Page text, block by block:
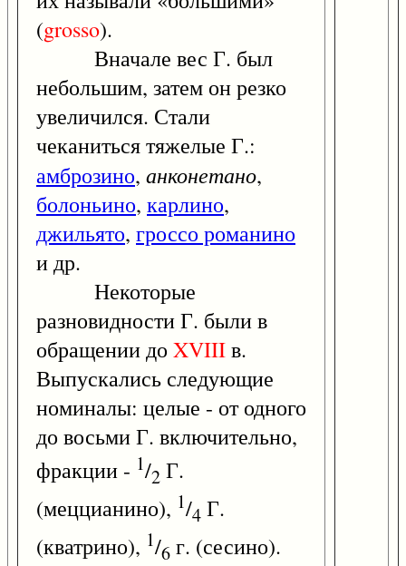
(grosso).
Вначале вес Г. был
небольшим, затем он резко
увеличился. Стали
чеканиться тяжелые Г.:
амброзино, анконетано,
болоньино, карлино,
джильято, гроссо романино
и др.
Некоторые
разновидности Г. были в
обращении до XVIIIв.
Выпускались следующие
номиналы: целые - от одного
до восьми Г. включительно,
фракции - 1/2 Г.
(меццианино), 1/4 Г.
(кватрино), 1/6 г. (сесино).